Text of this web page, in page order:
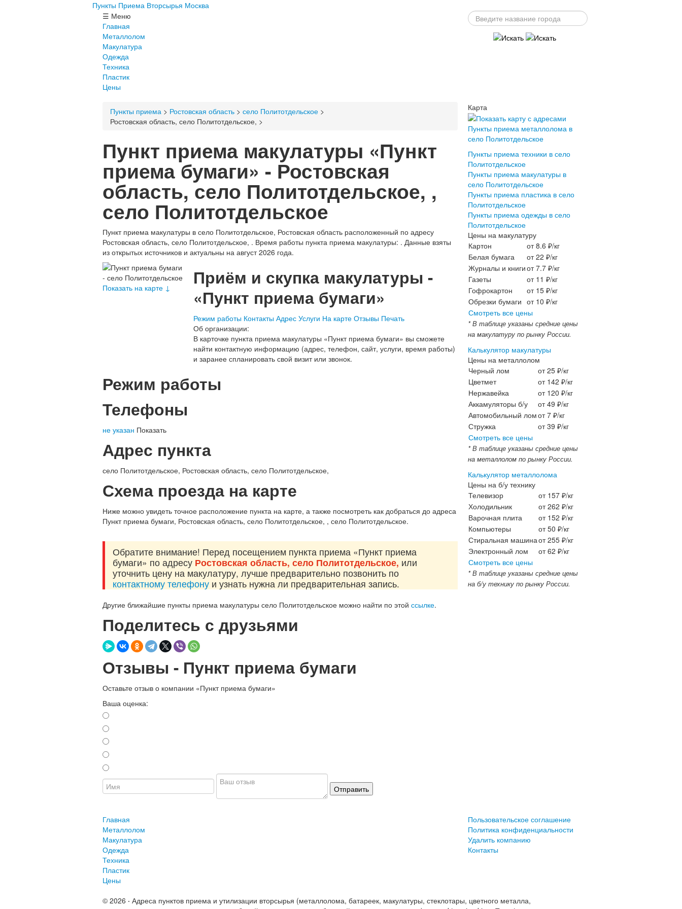
Пункты Приема Вторсырья Москва
☰ Меню
Главная
Металлолом
Макулатура
Одежда
Техника
Пластик
Цены
Пункты приема > Ростовская область > село Политотдельское >
Ростовская область, село Политотдельское, >
Пункт приема макулатуры «Пункт
приема бумаги» - Ростовская
область, село Политотдельское, ,
село Политотдельское
Пункт приема макулатуры в село Политотдельское, Ростовская область расположенный по адресу
Ростовская область, село Политотдельское, . Время работы пункта приема макулатуры: . Данные взяты
из открытых источников и актуальны на август 2026 года.
Показать на карте ↓
Приём и скупка макулатуры -
«Пункт приема бумаги»
Режим работы Контакты Адрес Услуги На карте Отзывы Печать
Об организации:
В карточке пункта приема макулатуры «Пункт приема бумаги» вы сможете
найти контактную информацию (адрес, телефон, сайт, услуги, время работы)
и заранее спланировать свой визит или звонок.
Режим работы
Телефоны
не указан Показать
Адрес пункта
село Политотдельское, Ростовская область, село Политотдельское,
Схема проезда на карте
Ниже можно увидеть точное расположение пункта на карте, а также посмотреть как добраться до адреса
Пункт приема бумаги, Ростовская область, село Политотдельское, , село Политотдельское.
Обратите внимание! Перед посещением пункта приема «Пункт приема
бумаги» по адресу Ростовская область, село Политотдельское, или
уточнить цену на макулатуру, лучше предварительно позвонить по
контактному телефону и узнать нужна ли предварительная запись.
Другие ближайшие пункты приема макулатуры село Политотдельское можно найти по этой ссылке.
Поделитесь с друзьями
Отзывы - Пункт приема бумаги
Оставьте отзыв о компании «Пункт приема бумаги»
Ваша оценка:
Отправить
Карта
Пункты приема металлолома в
село Политотдельское
Пункты приема техники в село
Политотдельское
Пункты приема макулатуры в
село Политотдельское
Пункты приема пластика в село
Политотдельское
Пункты приема одежды в село
Политотдельское
Цены на макулатуру
Картон
от 8.6 ₽/кг
Белая бумага
от 22 ₽/кг
Журналы и книгиот 7.7 ₽/кг
Газеты
от 11 ₽/кг
Гофрокартон
от 15 ₽/кг
Обрезки бумаги от 10 ₽/кг
Смотреть все цены
* В таблице указаны средние цены
на макулатуру по рынку России.
Калькулятор макулатуры
Цены на металлолом
Черный лом
от 25 ₽/кг
Цветмет
от 142 ₽/кг
Нержавейка
от 120 ₽/кг
Аккамуляторы б/у
от 49 ₽/кг
Автомобильный ломот 7 ₽/кг
Стружка
от 39 ₽/кг
Смотреть все цены
* В таблице указаны средние цены
на металлолом по рынку России.
Калькулятор металлолома
Цены на б/у технику
Телевизор
от 157 ₽/кг
Холодильник
от 262 ₽/кг
Варочная плита
от 152 ₽/кг
Компьютеры
от 50 ₽/кг
Стиральная машинаот 255 ₽/кг
Электронный лом
от 62 ₽/кг
Смотреть все цены
* В таблице указаны средние цены
на б/у технику по рынку России.
Главная
Металлолом
Макулатура
Одежда
Техника
Пластик
Цены
Пользовательское соглашение
Политика конфиденциальности
Удалить компанию
Контакты
© 2026 · Адреса пунктов приема и утилизации вторсырья (металлолома, батареек, макулатуры, стеклотары, цветного металла,